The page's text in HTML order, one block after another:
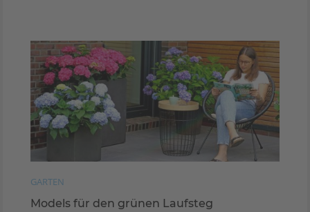
GARTEN
Models für den grünen Laufsteg